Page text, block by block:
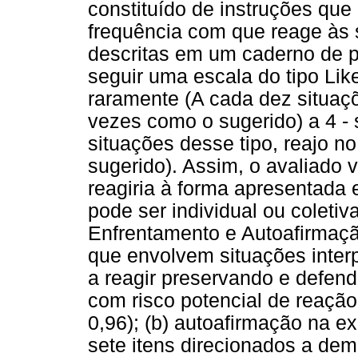
constituído de instruções
frequência com que reage
descritas em um caderno de
seguir uma escala do tipo
raramente (A cada dez
vezes como o sugerido) a 4 -
situações desse tipo, reajo
sugerido). Assim, o avaliado
reagiria à forma apresentada
pode ser individual ou
Enfrentamento e
que envolvem situações
a reagir preservando e
com risco potencial de
0,96); (b) autoafirmação na
sete itens direcionados a